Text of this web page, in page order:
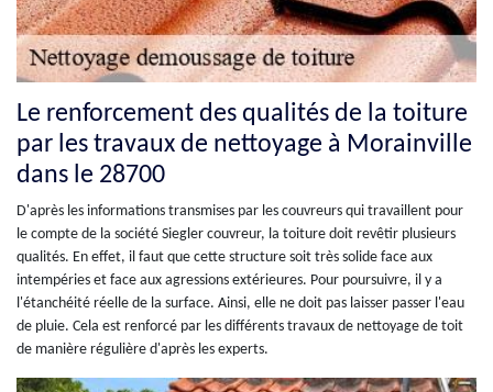
Le renforcement des qualités de la toiture
par les travaux de nettoyage à Morainville
dans le 28700
D'après les informations transmises par les couvreurs qui travaillent pour
le compte de la société Siegler couvreur, la toiture doit revêtir plusieurs
qualités. En effet, il faut que cette structure soit très solide face aux
intempéries et face aux agressions extérieures. Pour poursuivre, il y a
l'étanchéité réelle de la surface. Ainsi, elle ne doit pas laisser passer l'eau
de pluie. Cela est renforcé par les différents travaux de nettoyage de toit
de manière régulière d'après les experts.